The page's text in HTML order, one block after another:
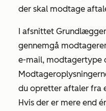
der skal modtage
I afsnittet
gennemgå
e-mail, modtagertype
du opretter aftaler fra
Hvis der er mere end